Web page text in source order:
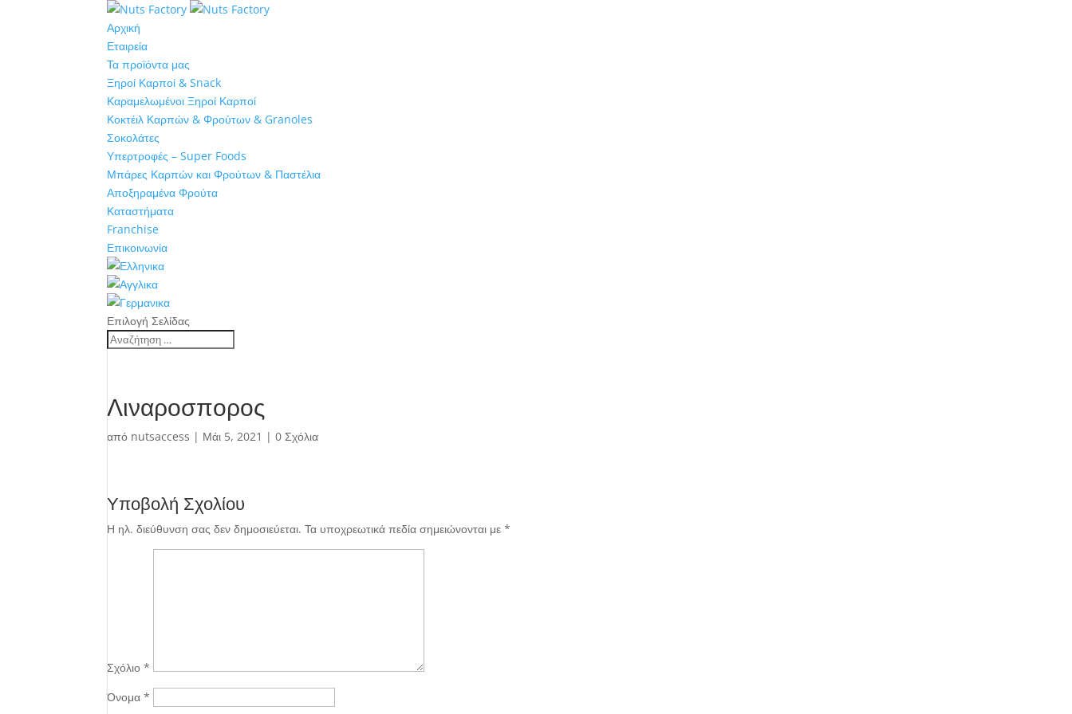
Αρχική
Εταιρεία
Τα προϊόντα μας
Ξηροί Καρποί & Snack
Καραμελωμένοι Ξηροί Καρποί
Κοκτέιλ Καρπών & Φρούτων & Granoles
Σοκολάτες
Υπερτροφές – Super Foods
Μπάρες Καρπών και Φρούτων & Παστέλια
Αποξηραμένα Φρούτα
Καταστήματα
Franchise
Επικοινωνία
Επιλογή Σελίδας
Λιναροσπορος
από nutsaccess | Μάι 5, 2021 |0 Σχόλια
Υποβολή Σχολίου
Η ηλ. διεύθυνση σας δεν δημοσιεύεται. Τα υποχρεωτικά πεδία σημειώνονται με*
Σχόλιο*
Όνομα*